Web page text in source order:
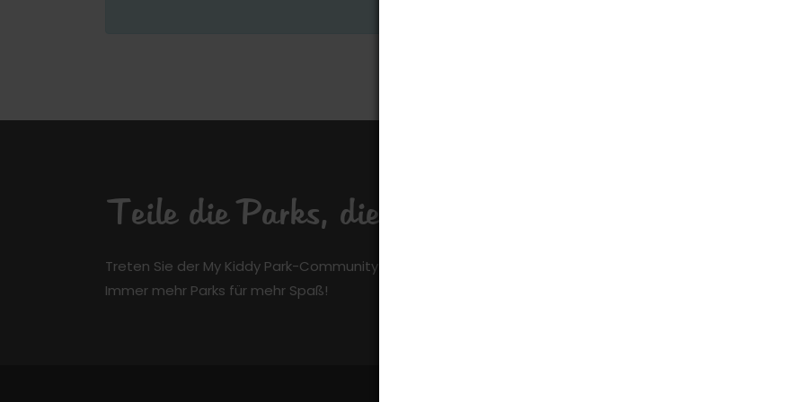
Teile die Parks, die du kennst
Treten Sie der My Kiddy Park-Community kostenlos bei und machen Sie einen Unterschied!
Immer mehr Parks für mehr Spaß!